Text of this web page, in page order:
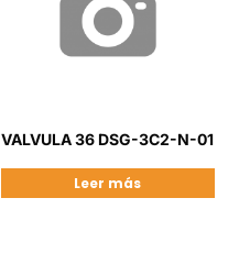
VALVULA 36 DSG-3C2-N-01
Leer más